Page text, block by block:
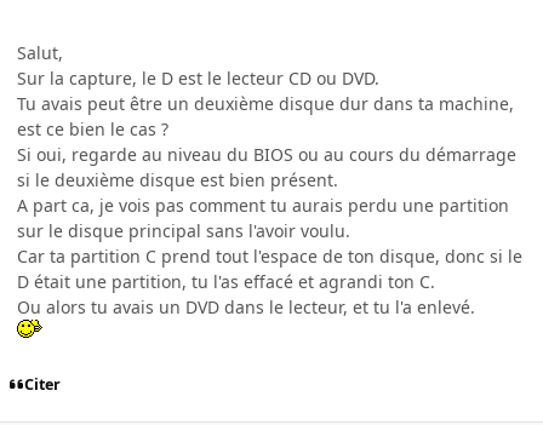
Salut,
Sur la capture, le D est le lecteur CD ou DVD.
Tu avais peut être un deuxième disque dur dans ta machine,
est ce bien le cas ?
Si oui, regarde au niveau du BIOS ou au cours du démarrage
si le deuxième disque est bien présent.
A part ca, je vois pas comment tu aurais perdu une partition
sur le disque principal sans l'avoir voulu.
Car ta partition C prend tout l'espace de ton disque, donc si le
D était une partition, tu l'as effacé et agrandi ton C.
Ou alors tu avais un DVD dans le lecteur, et tu l'a enlevé.
Citer